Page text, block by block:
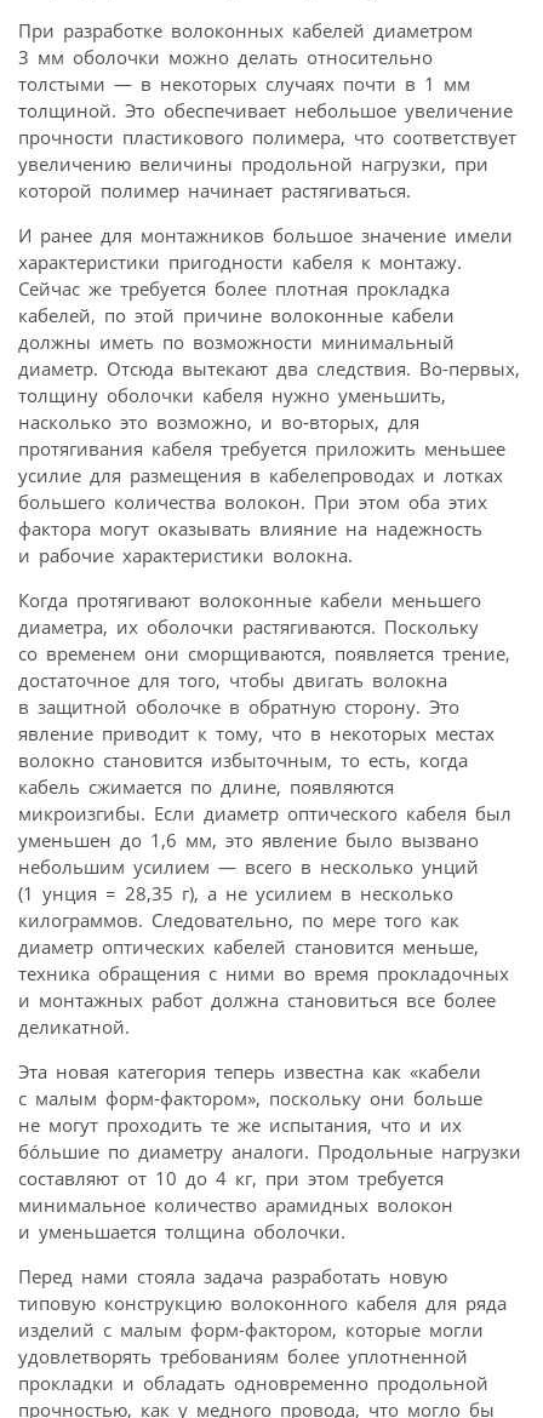
При разработке волоконных кабелей диаметром
3 мм оболочки можно делать относительно
толстыми — в некоторых случаях почти в 1 мм
толщиной. Это обеспечивает небольшое увеличение
прочности пластикового полимера, что соответствует
увеличению величины продольной нагрузки, при
которой полимер начинает растягиваться.
И ранее для монтажников большое значение имели
характеристики пригодности кабеля к монтажу.
Сейчас же требуется более плотная прокладка
кабелей, по этой причине волоконные кабели
должны иметь по возможности минимальный
диаметр. Отсюда вытекают два следствия. Во‑первых,
толщину оболочки кабеля нужно уменьшить,
насколько это возможно, и во‑вторых, для
протягивания кабеля требуется приложить меньшее
усилие для размещения в кабелепроводах и лотках
большего количества волокон. При этом оба этих
фактора могут оказывать влияние на надежность
и рабочие характеристики волокна.
Когда протягивают волоконные кабели меньшего
диаметра, их оболочки растягиваются. Поскольку
со временем они сморщиваются, появляется трение,
достаточное для того, чтобы двигать волокна
в защитной оболочке в обратную сторону. Это
явление приводит к тому, что в некоторых местах
волокно становится избыточным, то есть, когда
кабель сжимается по длине, появляются
микроизгибы. Если диаметр оптического кабеля был
уменьшен до 1,6 мм, это явление было вызвано
небольшим усилием — всего в несколько унций
(1 унция = 28,35 г), а не усилием в несколько
килограммов. Следовательно, по мере того как
диаметр оптических кабелей становится меньше,
техника обращения с ними во время прокладочных
и монтажных работ должна становиться все более
деликатной.
Эта новая категория теперь известна как «кабели
с малым форм-фактором», поскольку они больше
не могут проходить те же испытания, что и их
бóльшие по диаметру аналоги. Продольные нагрузки
составляют от 10 до 4 кг, при этом требуется
минимальное количество арамидных волокон
и уменьшается толщина оболочки.
Перед нами стояла задача разработать новую
типовую конструкцию волоконного кабеля для ряда
изделий с малым форм-фактором, которые могли
удовлетворять требованиям более уплотненной
прокладки и обладать одновременно продольной
прочностью, как у медного провода, что могло бы